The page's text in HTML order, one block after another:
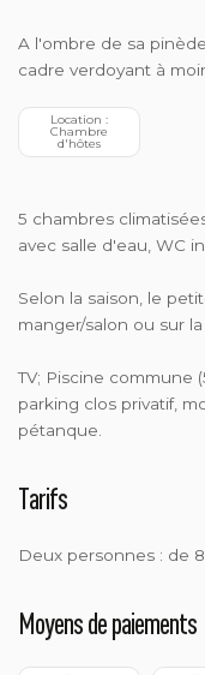
A l'ombre de sa
cadre verdoyant à
Location :
d'hôtes
5 chambres
avec salle d'eau, WC
Selon la saison, le
manger/salon ou sur la
TV; Piscine commune
parking clos privatif,
pétanque.
Tarifs
Deux personnes : de
Moyens de paiements